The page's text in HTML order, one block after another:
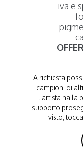
iva e
A richiesta
campioni di
l'artista ha la
supporto
visto,